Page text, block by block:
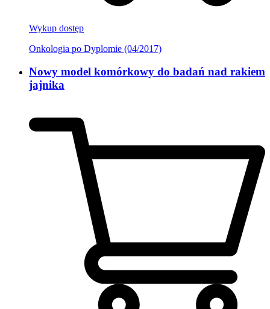
Wykup dostęp
Onkologia po Dyplomie (04/2017)
Nowy model komórkowy do badań nad rakiem
jajnika